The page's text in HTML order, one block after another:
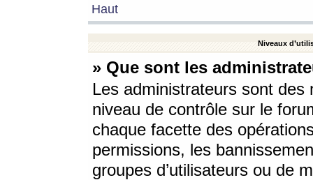
Haut
Niveaux
» Que sont les
Les administrateurs sont
niveau de contrôle sur le
chaque facette des
permissions, les
groupes d’utilisateurs ou de